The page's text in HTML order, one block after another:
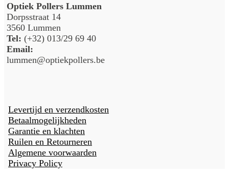
Optiek Pollers Lummen
Dorpsstraat 14
3560 Lummen
Tel: (+32) 013/29 69 40
Email:
lummen@optiekpollers.be
Levertijd en verzendkosten
Betaalmogelijkheden
Garantie en klachten
Ruilen en Retourneren
Algemene voorwaarden
Privacy Policy